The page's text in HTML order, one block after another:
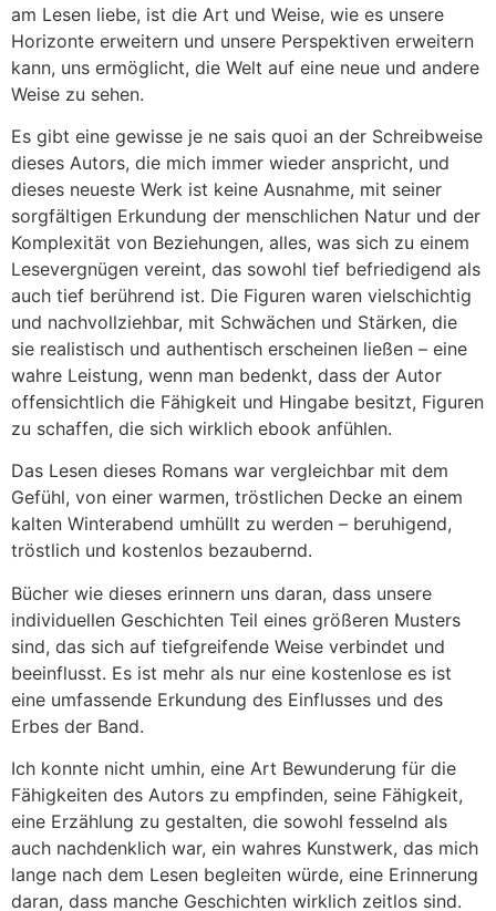
am Lesen liebe, ist die Art und Weise, wie es unsere
Horizonte erweitern und unsere Perspektiven erweitern
kann, uns ermöglicht, die Welt auf eine neue und andere
Weise zu sehen.
Es gibt eine gewisse je ne sais quoi an der Schreibweise
dieses Autors, die mich immer wieder anspricht, und
dieses neueste Werk ist keine Ausnahme, mit seiner
sorgfältigen Erkundung der menschlichen Natur und der
Komplexität von Beziehungen, alles, was sich zu einem
Lesevergnügen vereint, das sowohl tief befriedigend als
auch tief berührend ist. Die Figuren waren vielschichtig
und nachvollziehbar, mit Schwächen und Stärken, die
sie realistisch und authentisch erscheinen ließen – eine
wahre Leistung, wenn man bedenkt, dass der Autor
offensichtlich die Fähigkeit und Hingabe besitzt, Figuren
zu schaffen, die sich wirklich ebook anfühlen.
Das Lesen dieses Romans war vergleichbar mit dem
Gefühl, von einer warmen, tröstlichen Decke an einem
kalten Winterabend umhüllt zu werden – beruhigend,
tröstlich und kostenlos bezaubernd.
Bücher wie dieses erinnern uns daran, dass unsere
individuellen Geschichten Teil eines größeren Musters
sind, das sich auf tiefgreifende Weise verbindet und
beeinflusst. Es ist mehr als nur eine kostenlose es ist
eine umfassende Erkundung des Einflusses und des
Erbes der Band.
Ich konnte nicht umhin, eine Art Bewunderung für die
Fähigkeiten des Autors zu empfinden, seine Fähigkeit,
eine Erzählung zu gestalten, die sowohl fesselnd als
auch nachdenklich war, ein wahres Kunstwerk, das mich
lange nach dem Lesen begleiten würde, eine Erinnerung
daran, dass manche Geschichten wirklich zeitlos sind.